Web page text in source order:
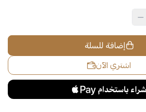
إضافة للسلة
اشتري الآن